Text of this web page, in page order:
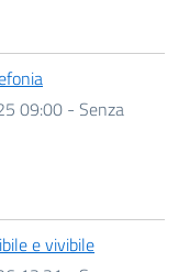
09:00 - Senza
e vivibile